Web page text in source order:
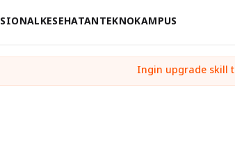
KESEHATANTEKNOKAMPUS